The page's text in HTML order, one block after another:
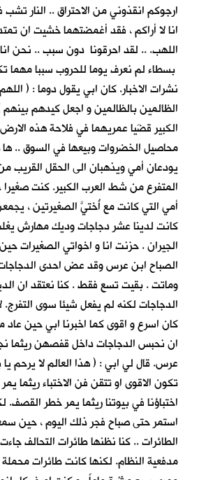
ارجوكم انقذوني من الاحتراق .. النار
انا لا أراكم ، فقد أغمضتهما خشيت ان
اللهب. .. لقد احرقونا دون سبب .. نحن
بسطاء لم نعرف يوما للحروب سببا مهما
نشرات الاخبار. كان ابي يقول دوما : (
الظالمين بالظالمين و اجعل كيدهم
الكبير قضَيا عمريهما في فلاحة هذه
محاصيل الخضروات وبيعها في السوق .. ها
يودعان أمي ويذهبان الى الحقل القريب
المتفرع من شط العرب الكبير. كنت
أمي التي كانت مع أُختيَّ الصغيرتين ،
كانت لدينا عشر دجاجات وديك مهارش
الجيران . حزنت انا و اخواتي الصغيرات
الصباح ابن عرس وقد عض احدى
وماتت . بقيت تسع فقط . كنا نعتقد ان
الدجاجات لكنه لم يفعل شيئا سوى
كان اسرع و اقوى كما اخبرنا ابي حين عاد
ان نحبس الدجاجات داخل قفصهن ريثما
عرس. قال لي ابي : ( هذا العالم لا يرحم يا
تكون الاقوى او تتقن فن الاختباء ريثما
اختباؤنا في بيوتنا ريثما يمر خطر القصف.
استمر حتى صباح فجر ذلك اليوم ، حين
الطائرات .. كنا نظنها طائرات التحالف
مدفعية النظام. لكنها كانت طائرات محملة